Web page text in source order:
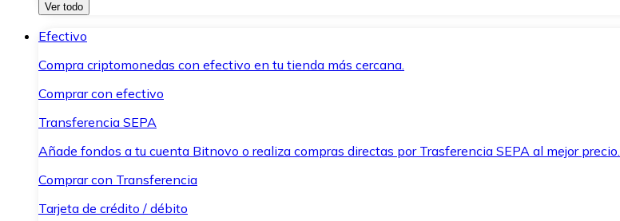
Ver todo
Efectivo
Compra criptomonedas con efectivo en tu tienda más cercana.
Comprar con efectivo
Transferencia SEPA
Añade fondos a tu cuenta Bitnovo o realiza compras directas por Trasferencia SEPA al mejor precio.
Comprar con Transferencia
Tarjeta de crédito / débito